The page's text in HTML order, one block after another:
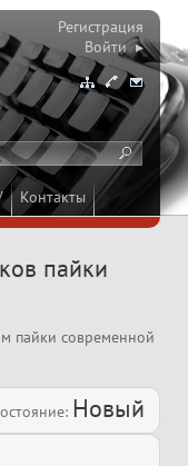
Контакты
Регистрация
Войти ▸
пайки
пайки современной
Новый